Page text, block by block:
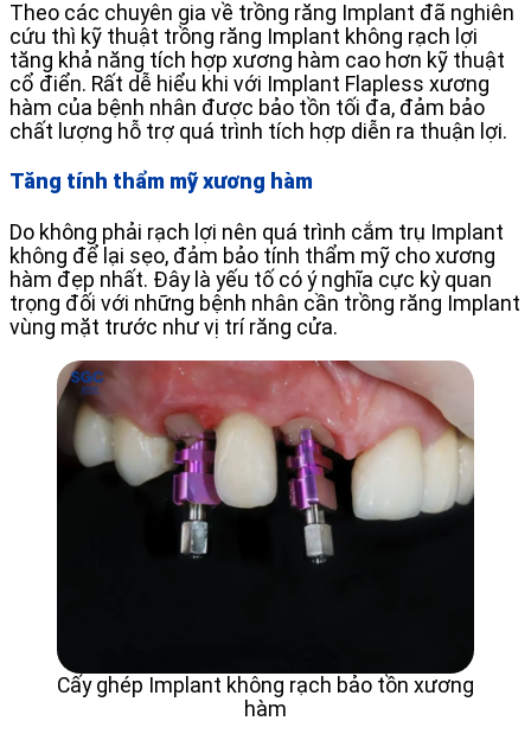
Theo các chuyên gia về trồng răng Implant đã nghiên
cứu thì kỹ thuật trồng răng Implant không rạch lợi
tăng khả năng tích hợp xương hàm cao hơn kỹ thuật
cổ điển. Rất dễ hiểu khi với Implant Flapless xương
hàm của bệnh nhân được bảo tồn tối đa, đảm bảo
chất lượng hỗ trợ quá trình tích hợp diễn ra thuận lợi.
Tăng tính thẩm mỹ xương hàm
Do không phải rạch lợi nên quá trình cắm trụ Implant
không để lại sẹo, đảm bảo tính thẩm mỹ cho xương
hàm đẹp nhất. Đây là yếu tố có ý nghĩa cực kỳ quan
trọng đối với những bệnh nhân cần trồng răng Implant
vùng mặt trước như vị trí răng cửa.
Cấy ghép Implant không rạch bảo tồn xương
hàm